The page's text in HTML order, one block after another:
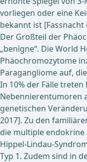
vorliegen oder eine
bekannt ist [Fassnacht
Der Großteil der
„benigne“. Die World
Phäochromozytome
Paragangliome auf,
In 10% der Fälle
Nebennierentumoren
genetischen
2017]. Zu den
die multiple endokrine
Hippel-Lindau-
Typ 1. Zudem sind in